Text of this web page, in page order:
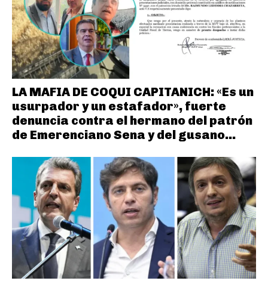
LA MAFIA DE COQUI CAPITANICH: «Es un
usurpador y un estafador», fuerte
denuncia contra el hermano del patrón
de Emerenciano Sena y del gusano...